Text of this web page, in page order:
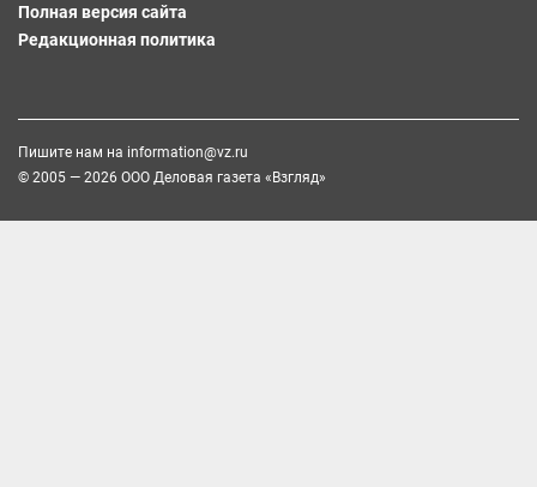
Полная версия сайта
Редакционная политика
Пишите нам на information@vz.ru
© 2005 — 2026 ООО Деловая газета «Взгляд»